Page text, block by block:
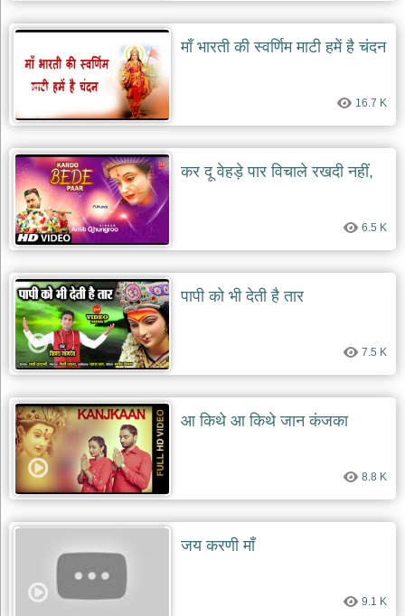
माँ भारती की स्वर्णिम माटी हमें है चंदन
16.7 K
कर दू वेहड़े पार विचाले रखदी नहीं,
6.5 K
पापी को भी देती है तार
7.5 K
आ किथे आ किथे जान कंजका
8.8 K
जय करणी माँ
9.1 K